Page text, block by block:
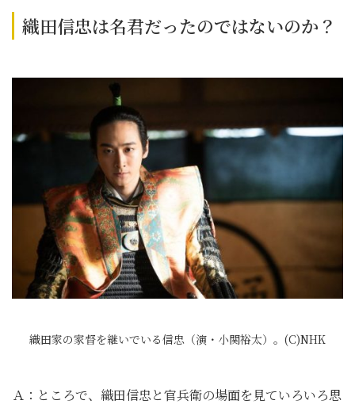
織田信忠は名君だったのではないのか？
織田家の家督を継いでいる信忠（演・小関裕太）。(C)NHK
Ａ：ところで、織田信忠と官兵衛の場面を見ていろいろ思